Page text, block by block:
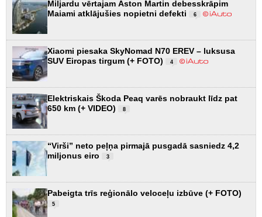
Miljardu vērtajam Aston Martin debesskrāpim
Maiami atklājušies nopietni defekti
6
Xiaomi piesaka SkyNomad N70 EREV – luksusa
SUV Eiropas tirgum (+ FOTO)
4
Elektriskais Škoda Peaq varēs nobraukt līdz pat
650 km (+ VIDEO)
8
“Virši” neto peļņa pirmajā pusgadā sasniedz 4,2
miljonus eiro
3
Pabeigta trīs reģionālo veloceļu izbūve (+ FOTO)
5